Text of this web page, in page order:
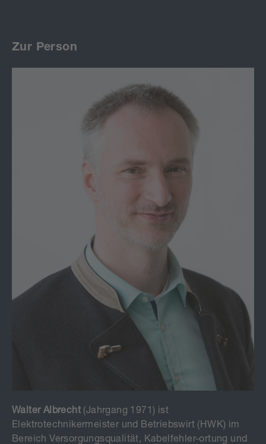
Zur Person
Walter Albrecht (Jahrgang 1971) ist
Elektrotechnikermeister und Betriebswirt (HWK) im
Bereich Versorgungsqualität, Kabelfehler-ortung und